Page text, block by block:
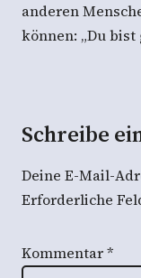
anderen
können: „Du bist
Schreibe
Deine E-Mail-
Erforderliche
Kommentar*